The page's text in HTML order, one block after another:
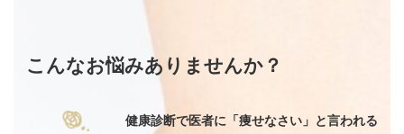
こんなお悩みありませんか？
健康診断で医者に「痩せなさい」と言われる